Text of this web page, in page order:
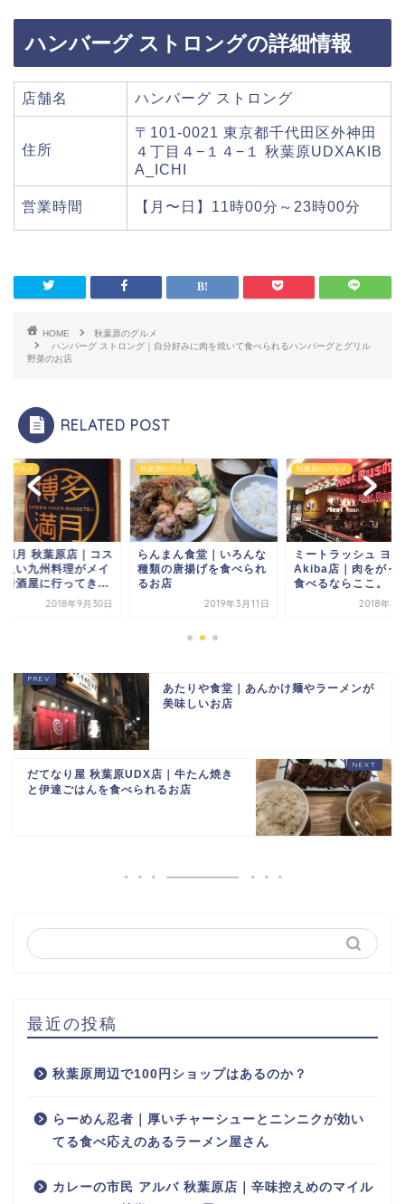
ハンバーグ ストロングの詳細情報
店舗名 ハンバーグ ストロング
住所
〒101-0021 東京都千代田区外神田
４丁目４−１４−１ 秋葉原UDXAKIB
A_ICHI
営業時間 【月〜日】11時00分～23時00分
HOME
秋葉原のグルメ
ハンバーグ ストロング｜自分好みに肉を焼いて食べられるハンバーグとグリル
野菜のお店
RELATED POST
のグルメ
満月 秋葉原店｜コス
良い九州料理がメイ
居酒屋に行ってき...
2018年9月30日
秋葉原のグルメ
らんまん食堂｜いろんな
種類の唐揚げを食べられ
るお店
2019年3月11日
秋葉原のグルメ
ミートラッシュ ヨ
Akiba店｜肉をがっ
食べるならここ。
2018年12
あたりや食堂｜あんかけ麺やラーメンが
美味しいお店
だてなり屋 秋葉原UDX店｜牛たん焼き
と伊達ごはんを食べられるお店
最近の投稿
秋葉原周辺で100円ショップはあるのか？
らーめん忍者｜厚いチャーシューとニンニクが効い
てる食べ応えのあるラーメン屋さん
カレーの市民 アルバ 秋葉原店｜辛味控えめのマイル